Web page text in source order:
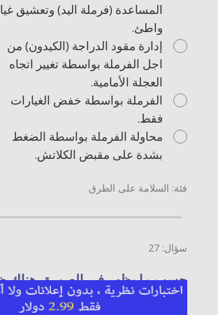
المساعدة (فرملة اليد) وتعشيق
واطئ.
إدارة مقود الدراجة (الكيدون) من
اجل الفرملة بواسطة تغيير اتجاه
العجلة الأمامية.
الفرملة بواسطة خفض الغيارات
فقط.
محاولة الفرملة بواسطة الضغط
بشدة على مقبض الكلاتش.
فئة: السلامة على الطرق
سؤال: 27
حسب ما يظهر في الصورة،
سياقة صعبة، ما هي هذه الظروف؟